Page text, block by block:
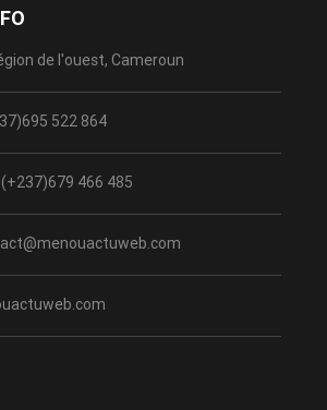
de l'ouest, Cameroun
522 864
466 485